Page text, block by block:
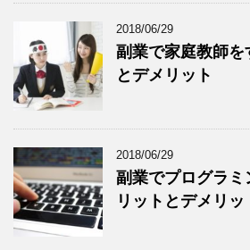
2018/06/29
副業で家庭教師を
とデメリット
2018/06/29
副業でプログラミ
リットとデメリッ